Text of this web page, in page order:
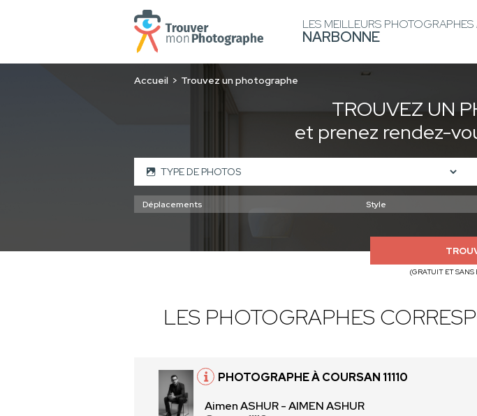
LES MEILLEURS PHOTOGRAPHES
NARBONNE
Accueil Trouvez un photographe
TROUVEZ UN
et prenez rendez-
(GRATUIT ET
LES PHOTOGRAPHES
PHOTOGRAPHE À COURSAN 11110
Aimen ASHUR - AIMEN ASHUR